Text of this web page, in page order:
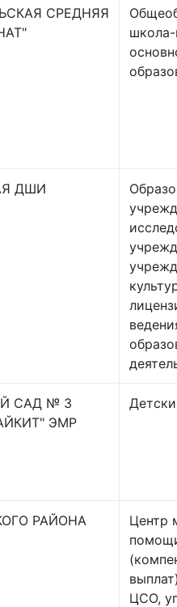
СРЕДНЯЯ
школа-
ДШИ
САД № 3
ЭМР
РАЙОНА
Центр
ЦСО,